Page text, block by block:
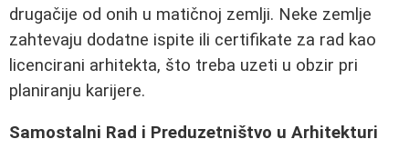
drugačije od onih u matičnoj zemlji. Neke zemlje
zahtevaju dodatne ispite ili certifikate za rad kao
licencirani arhitekta, što treba uzeti u obzir pri
planiranju karijere.
Samostalni Rad i Preduzetništvo u Arhitekturi